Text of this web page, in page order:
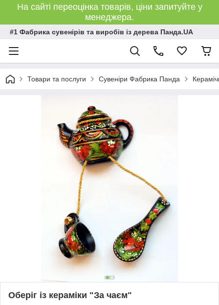
На сайті переоцінка товарів, ціни запитуйте у
менеджера.
#1 Фабрика сувенірів та виробів із дерева Панда.UA
Товари та послуги Сувеніри Фабрика Панда
Оберіг із кераміки "За чаєм"